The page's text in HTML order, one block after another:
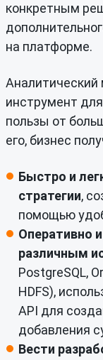
конкретным
на платформе.
инструмент
пользы от
его, бизнес
Быстро и
стратегии,
помощью
Оперативно
различным
PostgreSQL,
HDFS),
API для
добавления
Вести